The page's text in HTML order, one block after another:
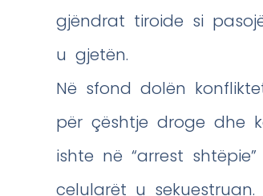
gjëndrat tiroide si
u gjetën.
Në sfond dolën
për çështje droge dhe
ishte në “arrest
celularët u sekuestruan.